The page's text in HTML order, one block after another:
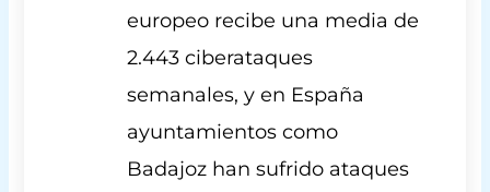
europeo recibe una media de
2.443 ciberataques
semanales, y en España
ayuntamientos como
Badajoz han sufrido ataques